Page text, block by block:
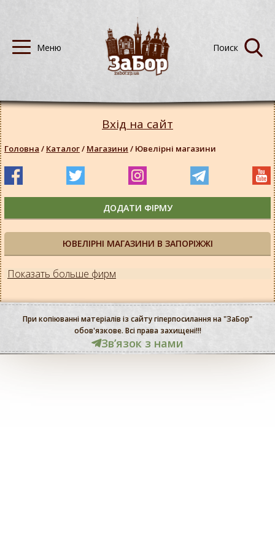
ЮВЕЛІРНІ МАГАЗИНИ В ЗАПОРІЖЖІ
Показать больше фирм
Вхід на сайт
Головна / Каталог/ Магазини / Ювелірні магазини
ДОДАТИ ФІРМУ
При копіюванні матеріалів із сайту гіперпосилання на "ЗаБор"
обов'язкове. Всі права захищені!!!
Звʼязок з нами